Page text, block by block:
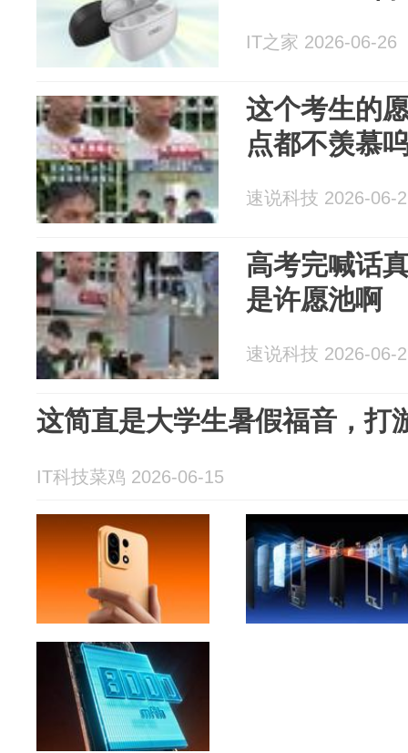
IT之家 2026-06-26
这个考生的
点都不羡慕
速说科技 2026-06-
高考完喊话
是许愿池啊
速说科技 2026-06-
这简直是大学生暑假福音，打
IT科技菜鸡 2026-06-15